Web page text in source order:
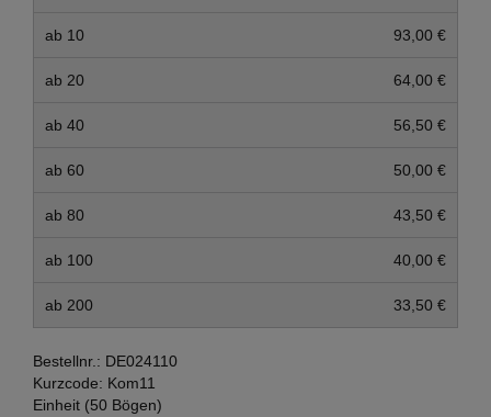
ab 10 93,00 €
ab 20 64,00 €
ab 40 56,50 €
ab 60 50,00 €
ab 80 43,50 €
ab 100 40,00 €
ab 200 33,50 €
Bestellnr.: DE024110
Kurzcode: Kom11
Einheit (50 Bögen)